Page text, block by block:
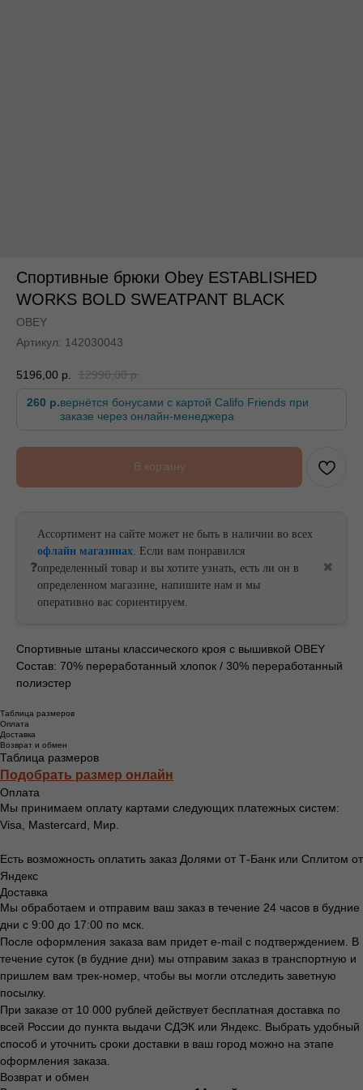
БЕСПЛАТНАЯ ДОСТАВКА
Спортивные брюки Obey ESTABLISHED
WORKS BOLD SWEATPANT BLACK
OBEY
Артикул: 142030043
5196,00 р. 12990,00 р.
260 р.вернётся бонусами с картой Califo Friends при
заказе через онлайн-менеджера
В корзину
❓
Ассортимент на сайте может не быть в наличии во всех
офлайн магазинах . Если вам понравился
определенный товар и вы хотите узнать, есть ли он в
определенном магазине, напишите нам и мы
оперативно вас сориентируем.
✖
Спортивные штаны классического кроя с вышивкой OBEY
Состав: 70% переработанный хлопок / 30% переработанный
полиэстер
Таблица размеров
Оплата
Доставка
Возврат и обмен
Таблица размеров
Подобрать размер онлайн
Оплата
Мы принимаем оплату картами следующих платежных систем:
Visa, Mastercard, Мир.
Есть возможность оплатить заказ Долями от Т-Банк или Сплитом от
Яндекс
Доставка
Мы обработаем и отправим ваш заказ в течение 24 часов в будние
дни с 9:00 до 17:00 по мск.
После оформления заказа вам придет e-mail с подтверждением. В
течение суток (в будние дни) мы отправим заказ в транспортную и
пришлем вам трек-номер, чтобы вы могли отследить заветную
посылку.
При заказе от 10 000 рублей действует бесплатная доставка по
всей России до пункта выдачи СДЭК или Яндекс. Выбрать удобный
способ и уточнить сроки доставки в ваш город можно на этапе
оформления заказа.
Возврат и обмен